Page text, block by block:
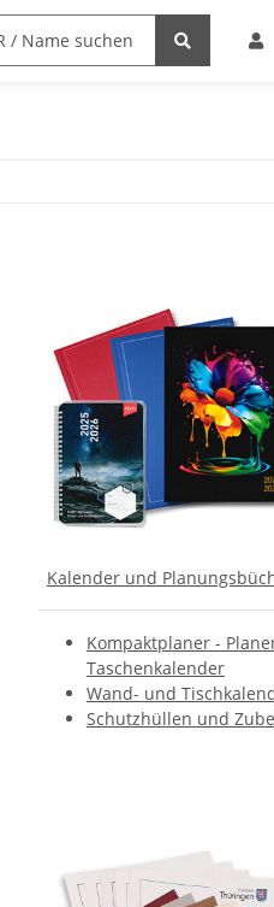
Kalender und
Kompaktplaner -
Taschenkalender
Wand- und
Schutzhüllen und